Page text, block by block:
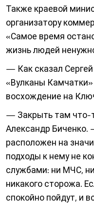
Также краевой
организатору
«Самое время
жизнь людей
— Как сказал
«Вулканы
восхождение на
— Закрыть там что-
Александр
расположен на
подходы к нему не
службами: ни МЧС,
никакого сторожа.
спокойно пойдут, и